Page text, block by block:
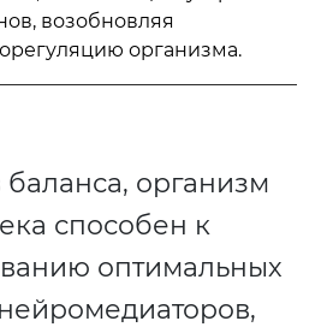
возобновляя
организма.
баланса, организм
способен к
оптимальных